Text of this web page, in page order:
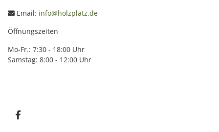
Email: info@holzplatz.de
Öffnungszeiten
Mo-Fr.: 7:30 - 18:00 Uhr
Samstag: 8:00 - 12:00 Uhr